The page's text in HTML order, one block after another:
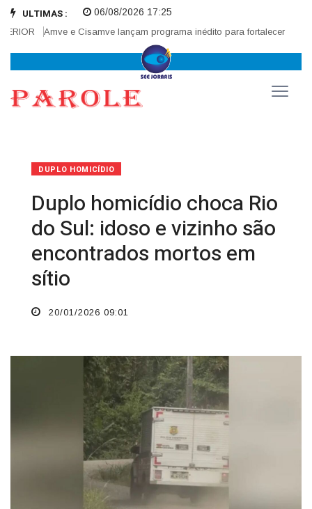
ULTIMAS :
Amve e Cisamve lançam programa inédito para fortalecer
06/08/2026 17:25
DUPLO HOMICÍDIO
Duplo homicídio choca Rio
do Sul: idoso e vizinho são
encontrados mortos em
sítio
20/01/2026 09:01